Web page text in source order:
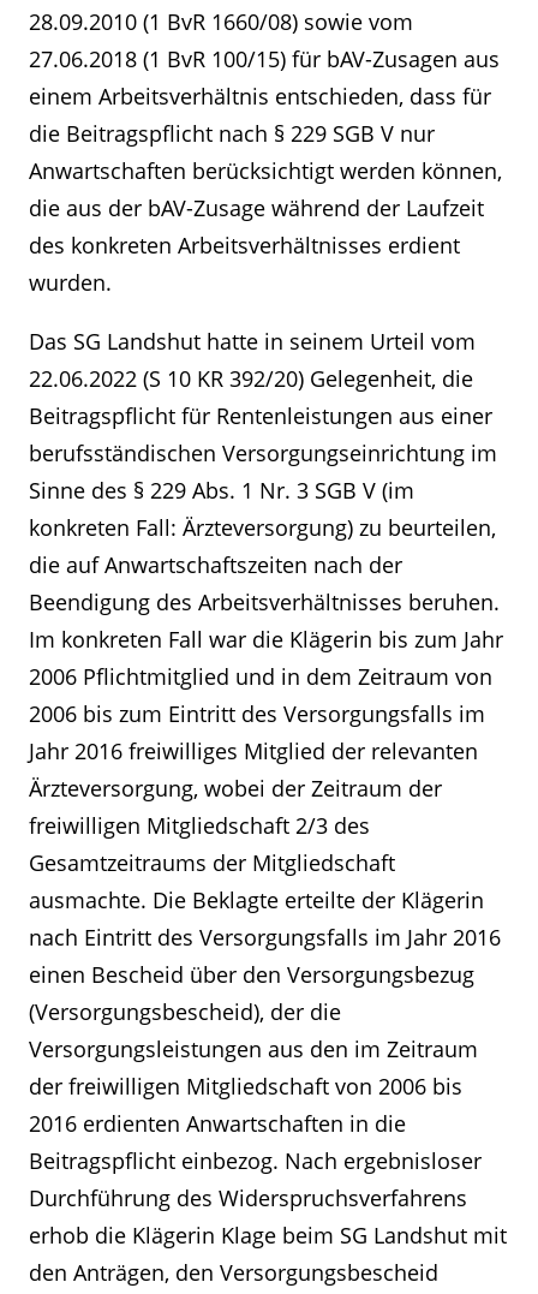
28.09.2010 (1 BvR 1660/08) sowie vom
27.06.2018 (1 BvR 100/15) für bAV-Zusagen aus
einem Arbeitsverhältnis entschieden, dass für
die Beitragspflicht nach § 229 SGB V nur
Anwartschaften berücksichtigt werden können,
die aus der bAV-Zusage während der Laufzeit
des konkreten Arbeitsverhältnisses erdient
wurden.
Das SG Landshut hatte in seinem Urteil vom
22.06.2022 (S 10 KR 392/20) Gelegenheit, die
Beitragspflicht für Rentenleistungen aus einer
berufsständischen Versorgungseinrichtung im
Sinne des § 229 Abs. 1 Nr. 3 SGB V (im
konkreten Fall: Ärzteversorgung) zu beurteilen,
die auf Anwartschaftszeiten nach der
Beendigung des Arbeitsverhältnisses beruhen.
Im konkreten Fall war die Klägerin bis zum Jahr
2006 Pflichtmitglied und in dem Zeitraum von
2006 bis zum Eintritt des Versorgungsfalls im
Jahr 2016 freiwilliges Mitglied der relevanten
Ärzteversorgung, wobei der Zeitraum der
freiwilligen Mitgliedschaft 2/3 des
Gesamtzeitraums der Mitgliedschaft
ausmachte. Die Beklagte erteilte der Klägerin
nach Eintritt des Versorgungsfalls im Jahr 2016
einen Bescheid über den Versorgungsbezug
(Versorgungsbescheid), der die
Versorgungsleistungen aus den im Zeitraum
der freiwilligen Mitgliedschaft von 2006 bis
2016 erdienten Anwartschaften in die
Beitragspflicht einbezog. Nach ergebnisloser
Durchführung des Widerspruchsverfahrens
erhob die Klägerin Klage beim SG Landshut mit
den Anträgen, den Versorgungsbescheid